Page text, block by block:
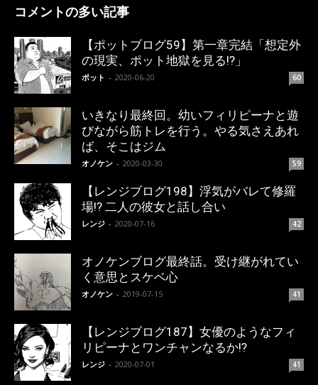
コメントの多い記事
【ポットブログ59】第一章完結「想定外
の現実、ポット地獄を見る!?」
ポット - 2020-06-20 60
いきなり最終回。幼いフィリピーナと遊
びながら筋トレを行う。やる気さえあれ
ば、そこはジム
オノケン - 2020-03-30 59
【レンジブログ198】浮気がバレて修羅
場!? 二人の彼女と話し合い
レンジ - 2020-07-16 42
オノケンブログ最終話。受け継がれてい
く意思とスケベ心
オノケン - 2019-07-15 41
【レンジブログ187】女優のようなフィ
リピーナとワンチャンなるか!?
レンジ - 2020-07-01 41